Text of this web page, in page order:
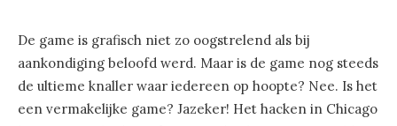
De game is grafisch niet zo oogstrelend als bij
aankondiging beloofd werd. Maar is de game nog steeds
de ultieme knaller waar iedereen op hoopte? Nee. Is het
een vermakelijke game? Jazeker! Het hacken in Chicago